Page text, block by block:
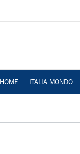
HOME ITALIA MONDO